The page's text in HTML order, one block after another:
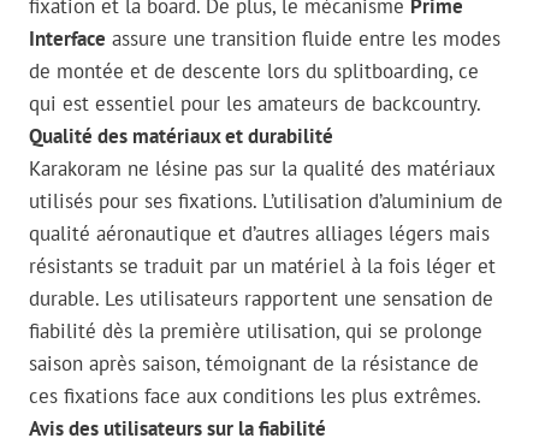
fixation et la board. De plus, le mécanisme Prime
Interface assure une transition fluide entre les modes
de montée et de descente lors du splitboarding, ce
qui est essentiel pour les amateurs de backcountry.
Qualité des matériaux et durabilité
Karakoram ne lésine pas sur la qualité des matériaux
utilisés pour ses fixations. L’utilisation d’aluminium de
qualité aéronautique et d’autres alliages légers mais
résistants se traduit par un matériel à la fois léger et
durable. Les utilisateurs rapportent une sensation de
fiabilité dès la première utilisation, qui se prolonge
saison après saison, témoignant de la résistance de
ces fixations face aux conditions les plus extrêmes.
Avis des utilisateurs sur la fiabilité